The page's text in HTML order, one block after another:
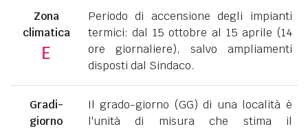
Zona
climatica
E
Periodo di accensione degli impianti
termici: dal 15 ottobre al 15 aprile (14
ore giornaliere), salvo ampliamenti
disposti dal Sindaco.
Gradi-
giorno
Il grado-giorno (GG) di una località è
l'unità di misura che stima il